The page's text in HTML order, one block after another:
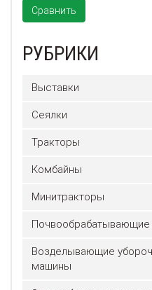
Сравнить
РУБРИКИ
Выставки
Сеялки
Тракторы
Комбайны
Минитракторы
Возделывающие
машины